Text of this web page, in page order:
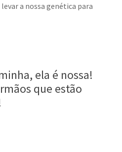
a nossa genética para
ela é nossa!
que estão